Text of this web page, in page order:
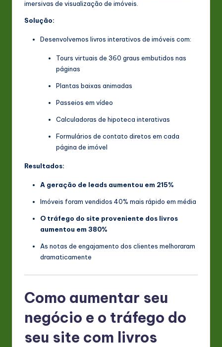
imersivas de visualização de imóveis.
Solução:
Desenvolvemos livros interativos de imóveis com:
Tours virtuais de 360 graus embutidos nas
páginas
Plantas baixas animadas
Passeios em vídeo
Calculadoras de hipoteca interativas
Formulários de contato diretos em cada
página de imóvel
Resultados:
A geração de leads aumentou em 215%
Imóveis foram vendidos 40% mais rápido em média
O tráfego do site proveniente dos livros
aumentou em 380%
As notas de engajamento dos clientes melhoraram
dramaticamente
Como aumentar seu
negócio e o tráfego do
seu site com livros